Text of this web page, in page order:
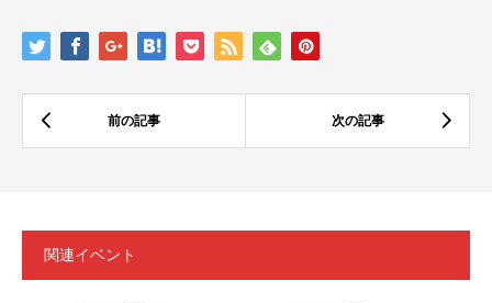
関連イベント